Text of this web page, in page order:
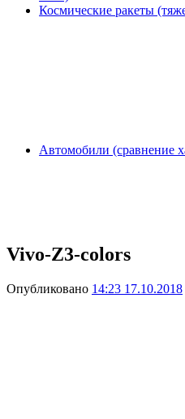
Космические ракеты
Автомобили (сравнение
Vivo-Z3-colors
Опубликовано 14:23 17.10.2018